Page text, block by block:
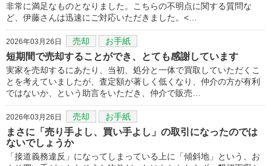
非常に満足なものとなりました。こちらの不明点に関する質問な
ど、伊藤さんは迅速にご対応いただきました。<…
2026年03月26日 売却 お手紙
短期間で売却することができ、とても感謝しています
実家を売却するにあたり、当初、処分と一体で買取していただくこ
とを考えていましたが、査定額が著しく低くなり、仲介の方が有利
ではないか、という助言をいただき、仲介で販売…
2026年03月26日 売却 お手紙
まさに「売り手よし、買い手よし」の取引になったのでは
ないでしょうか
「接道義務違反」になってしまっている上に「傾斜地」という、お